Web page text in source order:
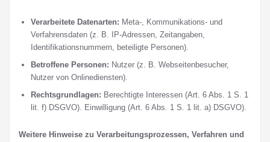
Verarbeitete Datenarten: Meta-, Kommunikations- und
Verfahrensdaten (z. B. IP-Adressen, Zeitangaben,
Identifikationsnummern, beteiligte Personen).
Betroffene Personen: Nutzer (z. B. Webseitenbesucher,
Nutzer von Onlinediensten).
Rechtsgrundlagen: Berechtigte Interessen (Art. 6 Abs. 1 S. 1
lit. f) DSGVO). Einwilligung (Art. 6 Abs. 1 S. 1 lit. a) DSGVO).
Weitere Hinweise zu Verarbeitungsprozessen, Verfahren und